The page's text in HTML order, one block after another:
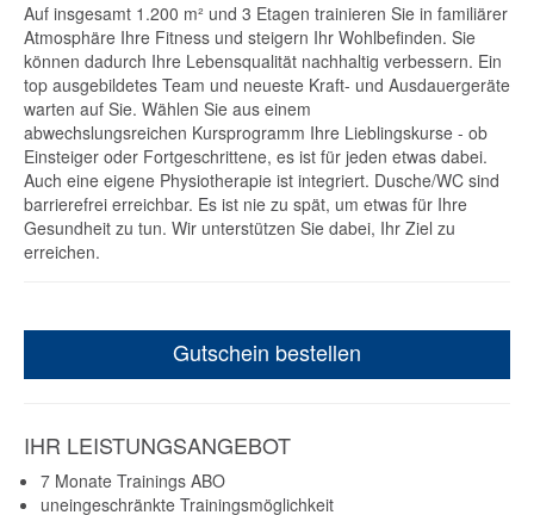
Auf insgesamt 1.200 m² und 3 Etagen trainieren Sie in familiärer
Atmosphäre Ihre Fitness und steigern Ihr Wohlbefinden. Sie
können dadurch Ihre Lebensqualität nachhaltig verbessern. Ein
top ausgebildetes Team und neueste Kraft- und Ausdauergeräte
warten auf Sie. Wählen Sie aus einem
abwechslungsreichen Kursprogramm Ihre Lieblingskurse - ob
Einsteiger oder Fortgeschrittene, es ist für jeden etwas dabei.
Auch eine eigene Physiotherapie ist integriert. Dusche/WC sind
barrierefrei erreichbar. Es ist nie zu spät, um etwas für Ihre
Gesundheit zu tun. Wir unterstützen Sie dabei, Ihr Ziel zu
erreichen.
Gutschein bestellen
IHR LEISTUNGSANGEBOT
7 Monate Trainings ABO
uneingeschränkte Trainingsmöglichkeit